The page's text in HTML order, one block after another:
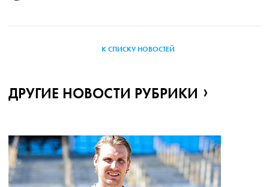
К СПИСКУ НОВОСТЕЙ
ДРУГИЕ НОВОСТИ РУБРИКИ